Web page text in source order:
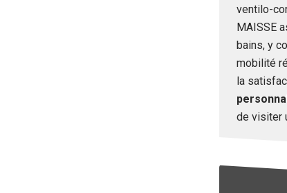
ventilo-
MAISSE
bains, y
mobilité
la
de visiter